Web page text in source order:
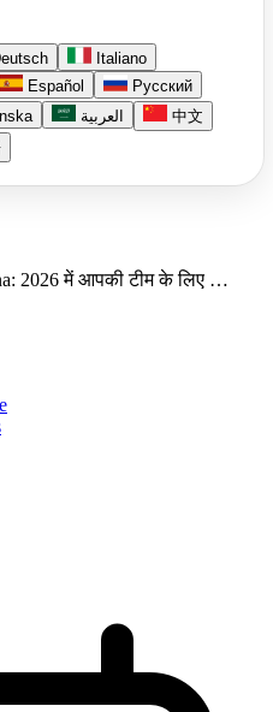
Italiano
Español
Русский
العربية
中文
2026 में आपकी टीम के लिए …